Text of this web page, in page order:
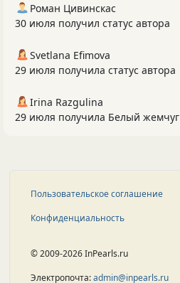
Роман Цивинскас
30 июля получил статус автора
Svetlana Efimova
29 июля получила статус автора
Irina Razgulina
29 июля получила Белый жемчуг
Пользовательское соглашение
Конфиденциальность
© 2009-2026 InPearls.ru
Электропочта:admin@inpearls.ru